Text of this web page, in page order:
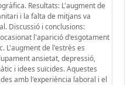
Resultats: L'augment de
i la falta de mitjans va
Discussió i conclusions:
l'aparició d'esgotament
L'augment de l'estrès es
ansietat, depressió,
i idees suïcides. Aquestes
amb l'experiència laboral i el